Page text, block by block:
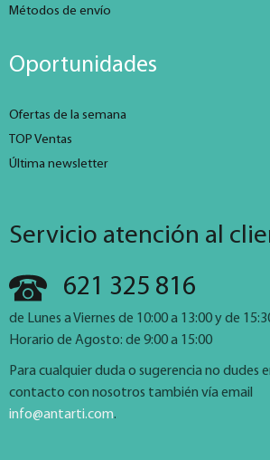
Métodos de envío
Oportunidades
Ofertas de la semana
TOP Ventas
Última newsletter
Servicio atención al
621 325 816
de Lunes a Viernes de 10:00 a 13:00 y de
Horario de Agosto: de 9:00 a 15:00
Para cualquier duda o sugerencia no dudes
contacto con nosotros también vía email
info@antarti.com.